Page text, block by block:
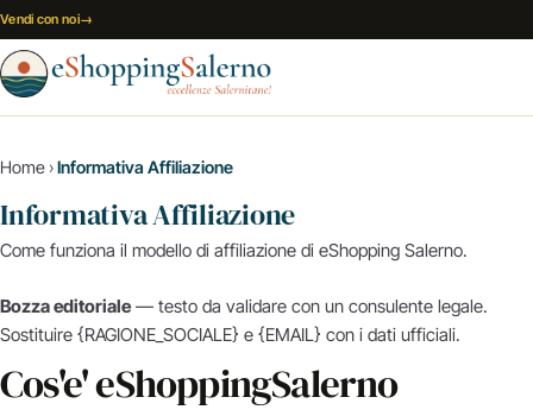
Vai al contenuto
Vendi con noi→
Home ›Informativa Affiliazione
Informativa Affiliazione
Come funziona il modello di affiliazione di eShopping Salerno.
Bozza editoriale — testo da validare con un consulente legale.
Sostituire {RAGIONE_SOCIALE} e {EMAIL} con i dati ufficiali.
Cos'e' eShoppingSalerno